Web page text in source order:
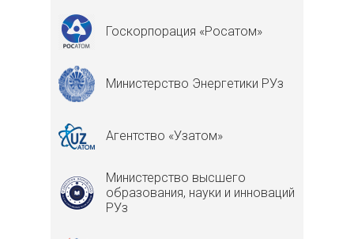
Госкорпорация «Росатом»
Министерство Энергетики РУз
Агентство «Узатом»
Министерство высшего
образования, науки и инноваций
РУз